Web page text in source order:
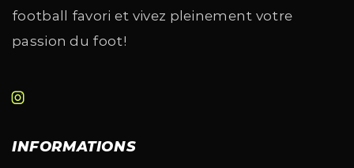
football favori et vivez pleinement votre
passion du foot!
INFORMATIONS